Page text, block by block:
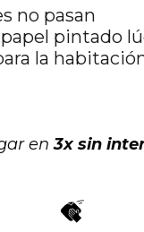
no pasan
pintado
la
en3x sin